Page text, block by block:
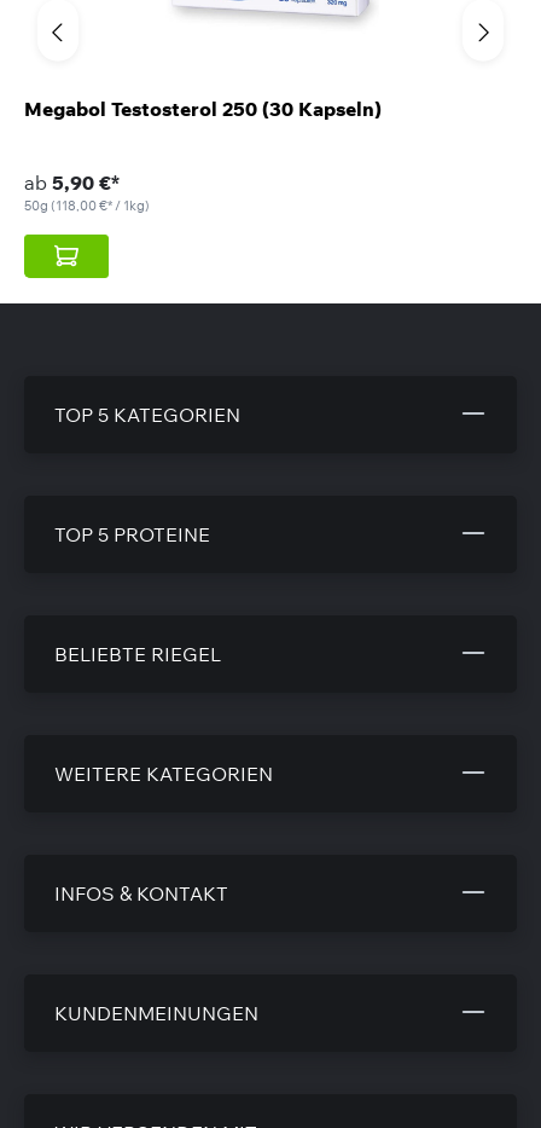
Megabol Testosterol 250 (30 Kapseln)
ab 5,90 €*
50g (118,00 €* / 1kg)
TOP 5 KATEGORIEN
TOP 5 PROTEINE
BELIEBTE RIEGEL
WEITERE KATEGORIEN
INFOS & KONTAKT
KUNDENMEINUNGEN